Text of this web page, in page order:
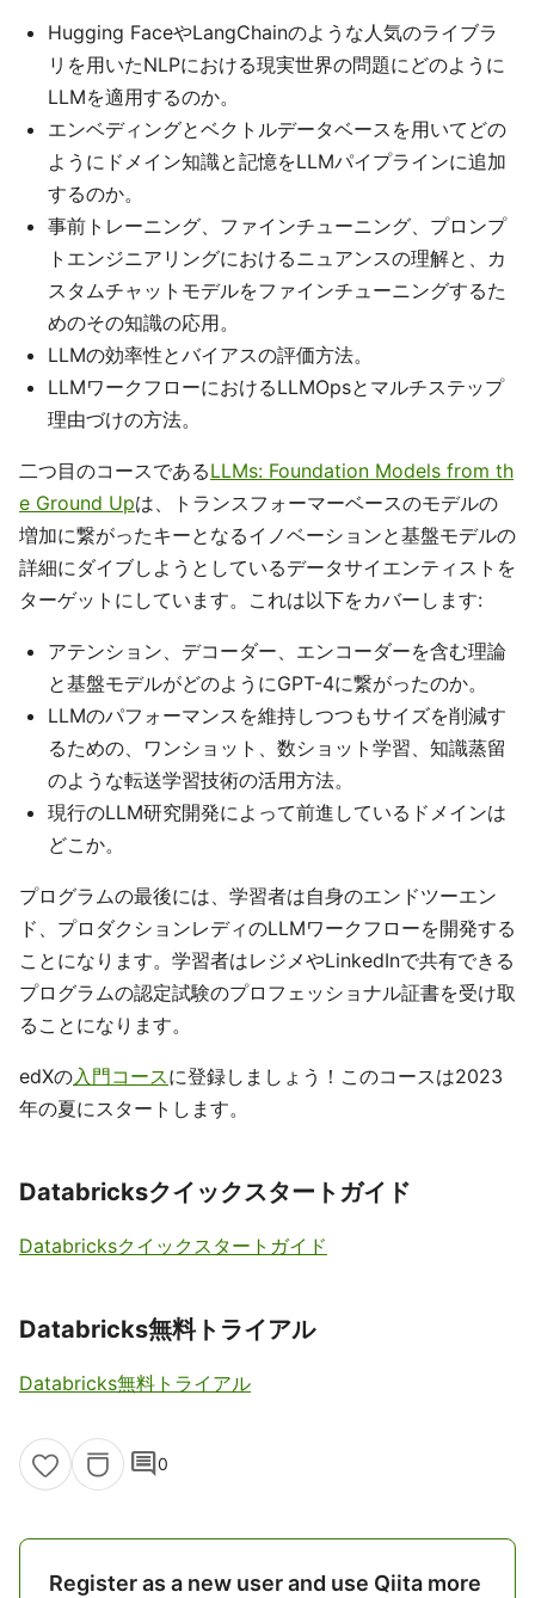
Hugging FaceやLangChainのような人気のライブラ
リを用いたNLPにおける現実世界の問題にどのように
LLMを適用するのか。
エンベディングとベクトルデータベースを用いてどの
ようにドメイン知識と記憶をLLMパイプラインに追加
するのか。
事前トレーニング、ファインチューニング、プロンプ
トエンジニアリングにおけるニュアンスの理解と、カ
スタムチャットモデルをファインチューニングするた
めのその知識の応用。
LLMの効率性とバイアスの評価方法。
LLMワークフローにおけるLLMOpsとマルチステップ
理由づけの方法。
二つ目のコースであるLLMs: Foundation Models from th
e Ground Upは、トランスフォーマーベースのモデルの
増加に繋がったキーとなるイノベーションと基盤モデルの
詳細にダイブしようとしているデータサイエンティストを
ターゲットにしています。これは以下をカバーします:
アテンション、デコーダー、エンコーダーを含む理論
と基盤モデルがどのようにGPT-4に繋がったのか。
LLMのパフォーマンスを維持しつつもサイズを削減す
るための、ワンショット、数ショット学習、知識蒸留
のような転送学習技術の活用方法。
現行のLLM研究開発によって前進しているドメインは
どこか。
プログラムの最後には、学習者は自身のエンドツーエン
ド、プロダクションレディのLLMワークフローを開発する
ことになります。学習者はレジメやLinkedInで共有できる
プログラムの認定試験のプロフェッショナル証書を受け取
ることになります。
edXの入門コースに登録しましょう！このコースは2023
年の夏にスタートします。
Databricksクイックスタートガイド
Databricksクイックスタートガイド
Databricks無料トライアル
Databricks無料トライアル
comment0
Register as a new user and use Qiita more